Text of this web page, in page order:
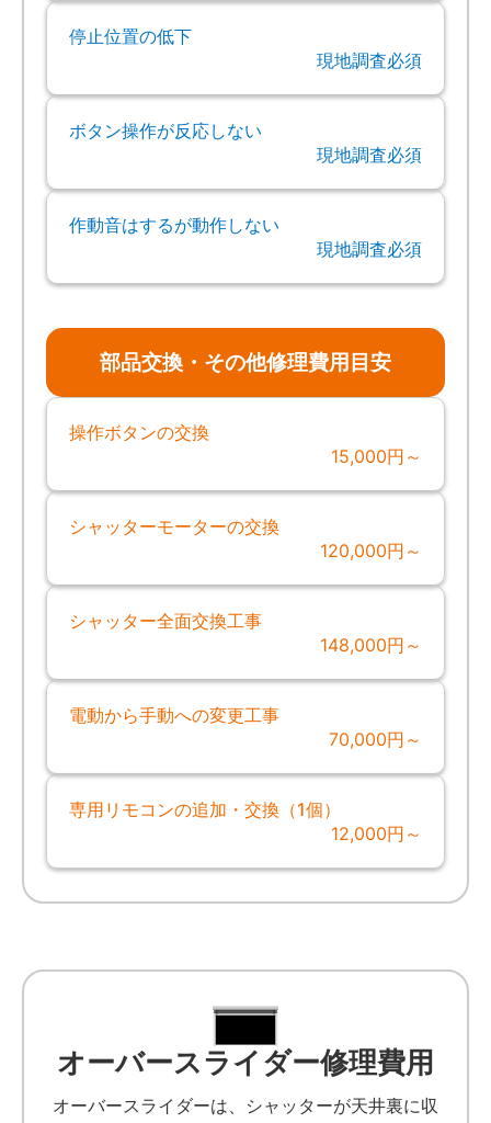
停止位置の低下
現地調査必須
ボタン操作が反応しない
現地調査必須
作動音はするが動作しない
現地調査必須
部品交換・その他修理費用目安
操作ボタンの交換
15,000円～
シャッターモーターの交換
120,000円～
シャッター全面交換工事
148,000円～
電動から手動への変更工事
70,000円～
専用リモコンの追加・交換（1個）
12,000円～
オーバースライダー修理費用
オーバースライダーは、シャッターが天井裏に収